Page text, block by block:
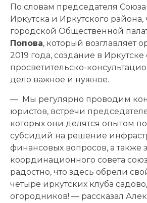
По словам председателя
Иркутска и Иркутского района,
городской Общественной
Попова, который возглавляет
2019 года, создание в
просветительско-
дело важное и нужное.
— Мы регулярно проводим
юристов, встречи
которых они делятся опытом
субсидий на решение
финансовых вопросов, а также
координационного совета
радостно, что здесь обрели
четыре иркутских клуба
огородников! — рассказал